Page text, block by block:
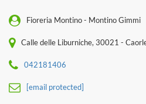
Fioreria Montino - Montino Gimmi
Calle delle Liburniche, 30021 -
042181406
[email protected]